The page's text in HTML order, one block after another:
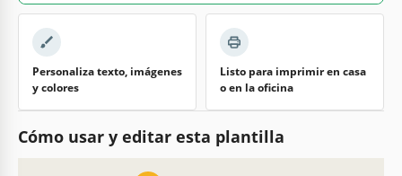
Personaliza texto, imágenes
y colores
Listo para imprimir en casa
o en la oficina
Cómo usar y editar esta plantilla